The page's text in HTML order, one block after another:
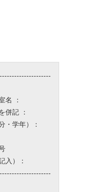
名 ：
併記 ：
・学年）：
入）：